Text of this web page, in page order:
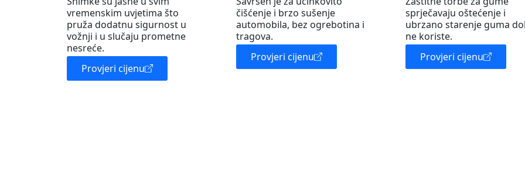
vremenskim uvjetima što
pruža dodatnu sigurnost u
vožnji i u slučaju prometne
nesreće.
Provjeri cijenu
čišćenje i brzo sušenje
automobila, bez ogrebotina i
tragova.
Provjeri cijenu
sprječavaju oštećenje i
ubrzano starenje guma
ne koriste.
Provjeri cijenu